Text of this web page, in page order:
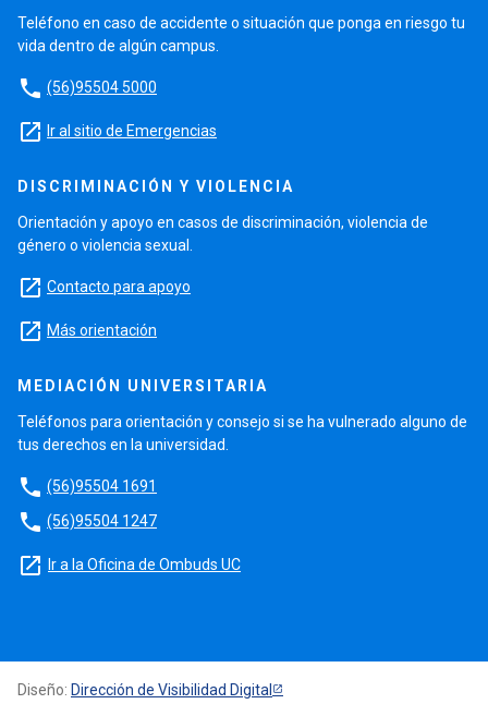
Teléfono en caso de accidente o situación que ponga en riesgo tu
vida dentro de algún campus.
phone (56)95504 5000
launch Ir al sitio de Emergencias
DISCRIMINACIÓN Y VIOLENCIA
Orientación y apoyo en casos de discriminación, violencia de
género o violencia sexual.
launch Contacto para apoyo
launch Más orientación
MEDIACIÓN UNIVERSITARIA
Teléfonos para orientación y consejo si se ha vulnerado alguno de
tus derechos en la universidad.
phone (56)95504 1691
phone (56)95504 1247
launch Ir a la Oficina de Ombuds UC
Diseño: Dirección de Visibilidad Digital